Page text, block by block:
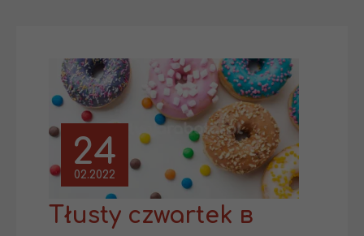
24
02.2022
Tłusty czwartek в